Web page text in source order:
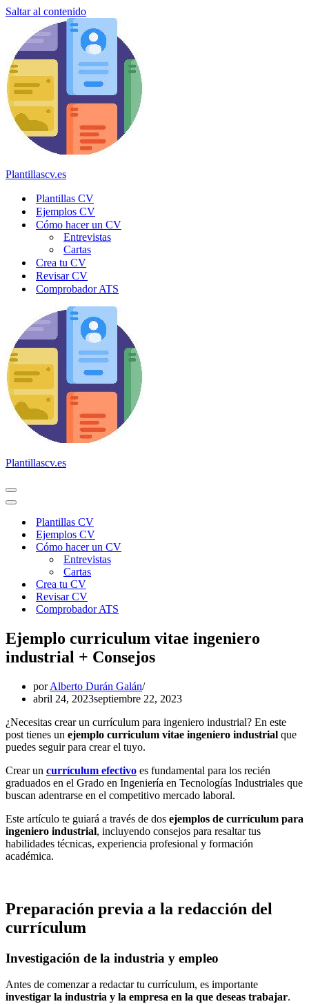
Saltar al contenido
Plantillascv.es
Plantillas CV
Ejemplos CV
Cómo hacer un CV
Entrevistas
Cartas
Crea tu CV
Revisar CV
Comprobador ATS
Plantillascv.es
Menú
de
Menú
navegaciónPlantillas CV
Ejemplos CV
Cómo hacer un CV
Entrevistas
Cartas
Crea tu CV
Revisar CV
Comprobador ATS
Ejemplo curriculum vitae ingeniero
industrial + Consejos
porAlberto Durán Galán
abril 24, 2023septiembre 22, 2023
¿Necesitas crear un currículum para ingeniero industrial? En este
post tienes un ejemplo curriculum vitae ingeniero industrial que
puedes seguir para crear el tuyo.
Crear un currículum efectivo es fundamental para los recién
graduados en el Grado en Ingeniería en Tecnologías Industriales que
buscan adentrarse en el competitivo mercado laboral.
Este artículo te guiará a través de dos ejemplos de currículum para
ingeniero industrial, incluyendo consejos para resaltar tus
habilidades técnicas, experiencia profesional y formación
académica.
Preparación previa a la redacción del
currículum
Investigación de la industria y empleo
Antes de comenzar a redactar tu currículum, es importante
investigar la industria y la empresa en la que deseas trabajar.